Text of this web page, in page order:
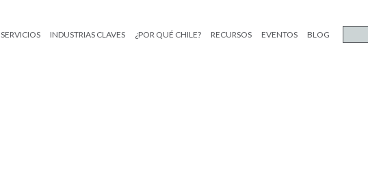
SERVICIOS INDUSTRIAS CLAVES ¿POR QUÉ CHILE? RECURSOS EVENTOS BLOG